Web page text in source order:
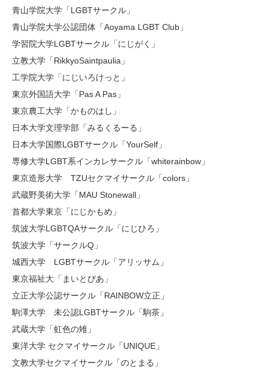
青山学院大学「LGBTサークル」
青山学院大学公認団体「Aoyama LGBT Club」
学習院大学LGBTサークル「にじがく」
立教大学「RikkyoSaintpaulia」
工学院大学「にじいろけっと」
東京外国語大学「Pas A Pas」
東京農工大学「かものはし」
日本大学文理学部「みるくるーる」
日本大学国際LGBTサークル「YourSelf」
専修大学LGBT系インカレサークル「whiterainbow」
東京造形大学 TZUセクマイサークル「colors」
武蔵野美術大学「MAU Stonewall」
首都大学東京「にじかもめ」
筑波大学LGBTQAサークル「にじひろ」
筑波大学「サークルQ」
城西大学 LGBTサークル「アリッサム」
東京福祉大「まいとぴあ」
立正大学公認サークル「RAINBOW立正」
駒澤大学 未公認LGBTサークル「駒茶」
武蔵大学「虹色の雉」
東洋大学 セクマイサークル「UNIQUE」
文教大学セクマイサークル「のとまる」